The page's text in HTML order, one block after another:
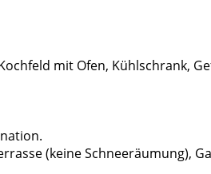
mit Ofen, Kühlschrank,
(keine Schneeräumung),